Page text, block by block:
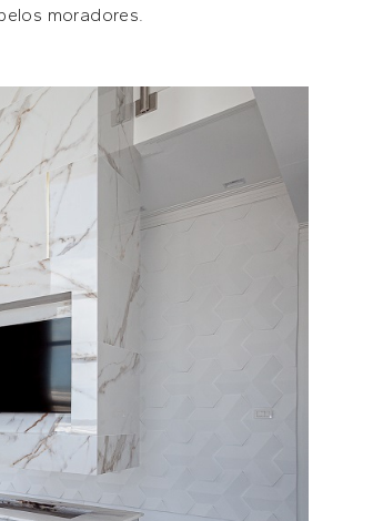
moradores.